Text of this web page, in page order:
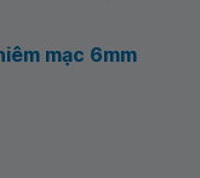
mạc 6mm